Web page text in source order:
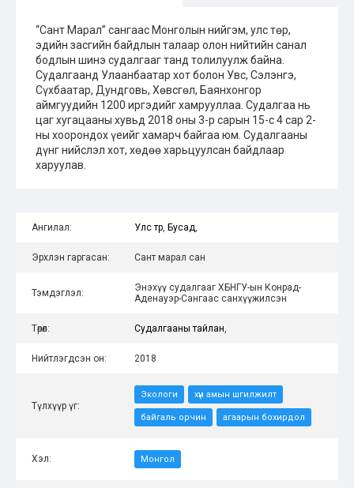
“Сант Марал” сангаас Монголын нийгэм, улс төр,
эдийн засгийн байдлын талаар олон нийтийн санал
бодлын шинэ судалгааг танд толилуулж байна.
Судалгаанд Улаанбаатар хот болон Увс, Сэлэнгэ,
Сүхбаатар, Дундговь, Хөвсгөл, Баянхонгор
аймгуудийн 1200 иргэдийг хамрууллаа. Судалгаа нь
цаг хугацааны хувьд 2018 оны 3-р сарын 15-с 4 сар 2-
ны хоорондох үеийг хамарч байгаа юм. Судалгааны
дүнг нийслэл хот, хөдөө харьцуулсан байдлаар
харуулав.
Ангилал: Улс төр Бусад
Эрхлэн гаргасан: Сант марал сан
Тэмдэглэл:
Энэхүү судалгааг ХБНГУ-ын Конрад-
Аденауэр-Сангаас санхүүжилсэн
Төрөл: Судалгааны тайлан
Нийтлэгдсэн он: 2018
Түлхүүр үг:
Экологи хүн амын шгилжилт
байгаль орчин агаарын бохирдол
Хэл: Монгол